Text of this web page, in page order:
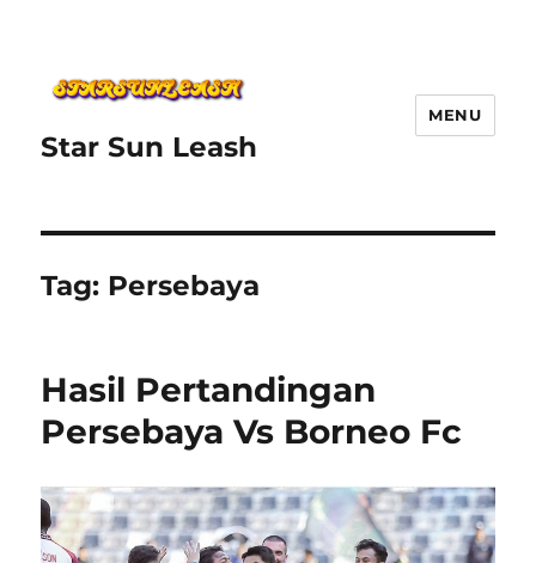
Star Sun Leash
MENU
Tag: Persebaya
Hasil Pertandingan
Persebaya Vs Borneo Fc